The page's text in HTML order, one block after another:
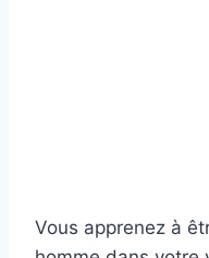
Vous apprenez à